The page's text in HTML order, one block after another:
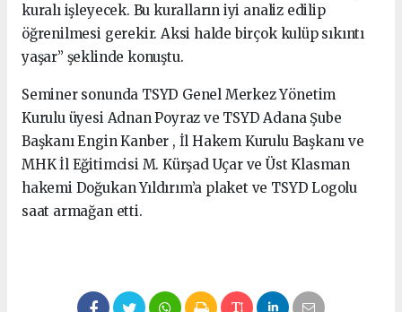
kuralı işleyecek. Bu kuralların iyi analiz edilip
öğrenilmesi gerekir. Aksi halde birçok kulüp sıkıntı
yaşar” şeklinde konuştu.
Seminer sonunda TSYD Genel Merkez Yönetim
Kurulu üyesi Adnan Poyraz ve TSYD Adana Şube
Başkanı Engin Kanber , İl Hakem Kurulu Başkanı ve
MHK İl Eğitimcisi M. Kürşad Uçar ve Üst Klasman
hakemi Doğukan Yıldırım’a plaket ve TSYD Logolu
saat armağan etti.